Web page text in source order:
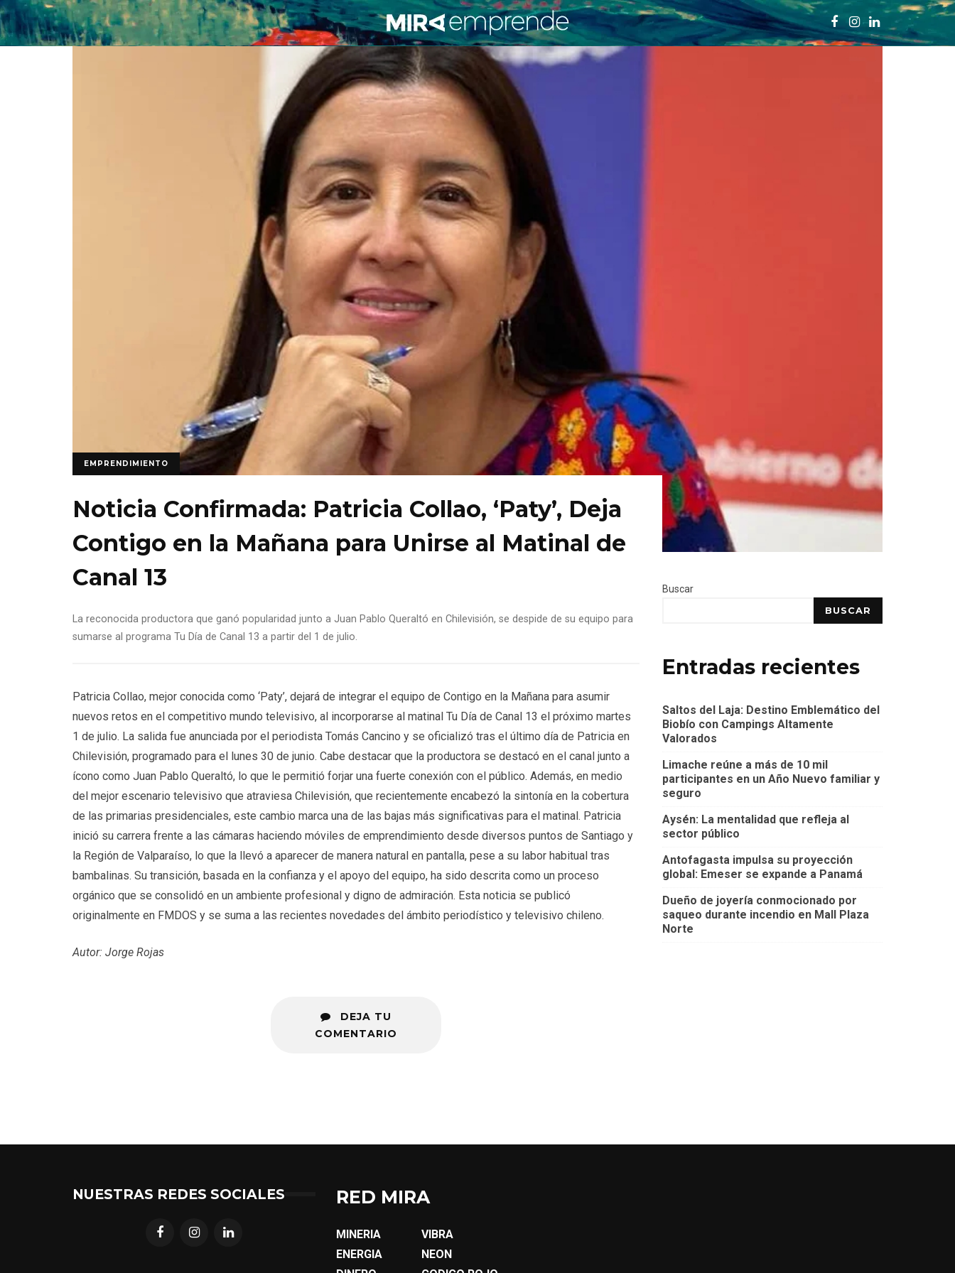
EMPRENDIMIENTO
Noticia Confirmada: Patricia Collao, ‘Paty’, Deja
Contigo en la Mañana para Unirse al Matinal de
Canal 13
La reconocida productora que ganó popularidad junto a Juan Pablo Queraltó en Chilevisión, se despide de su equipo para
sumarse al programa Tu Día de Canal 13 a partir del 1 de julio.
Patricia Collao, mejor conocida como ‘Paty’, dejará de integrar el equipo de Contigo en la Mañana para asumir
nuevos retos en el competitivo mundo televisivo, al incorporarse al matinal Tu Día de Canal 13 el próximo martes
1 de julio. La salida fue anunciada por el periodista Tomás Cancino y se oficializó tras el último día de Patricia en
Chilevisión, programado para el lunes 30 de junio. Cabe destacar que la productora se destacó en el canal junto a
ícono como Juan Pablo Queraltó, lo que le permitió forjar una fuerte conexión con el público. Además, en medio
del mejor escenario televisivo que atraviesa Chilevisión, que recientemente encabezó la sintonía en la cobertura
de las primarias presidenciales, este cambio marca una de las bajas más significativas para el matinal. Patricia
inició su carrera frente a las cámaras haciendo móviles de emprendimiento desde diversos puntos de Santiago y
la Región de Valparaíso, lo que la llevó a aparecer de manera natural en pantalla, pese a su labor habitual tras
bambalinas. Su transición, basada en la confianza y el apoyo del equipo, ha sido descrita como un proceso
orgánico que se consolidó en un ambiente profesional y digno de admiración. Esta noticia se publicó
originalmente en FMDOS y se suma a las recientes novedades del ámbito periodístico y televisivo chileno.
Autor: Jorge Rojas
DEJA TU
COMENTARIO
Buscar
BUSCAR
Entradas recientes
Saltos del Laja: Destino Emblemático del
Biobío con Campings Altamente
Valorados
Limache reúne a más de 10 mil
participantes en un Año Nuevo familiar y
seguro
Aysén: La mentalidad que refleja al
sector público
Antofagasta impulsa su proyección
global: Emeser se expande a Panamá
Dueño de joyería conmocionado por
saqueo durante incendio en Mall Plaza
Norte
NUESTRAS REDES SOCIALES RED MIRA
MINERIA
ENERGIA
VIBRA
NEON